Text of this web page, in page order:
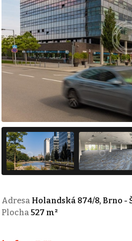
Adresa Holandská 874/8, Brno -
Plocha 527 m²